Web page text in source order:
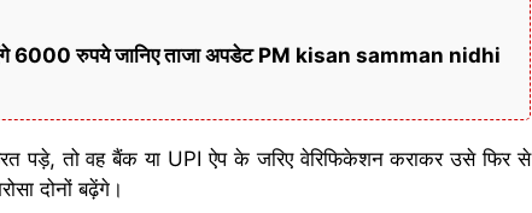
6000 रुपये जानिए ताजा अपडेट PM kisan samman nidhi
पड़े, तो वह बैंक या UPI ऐप के जरिए वेरिफिकेशन कराकर उसे फिर से
दोनों बढ़ेंगे।